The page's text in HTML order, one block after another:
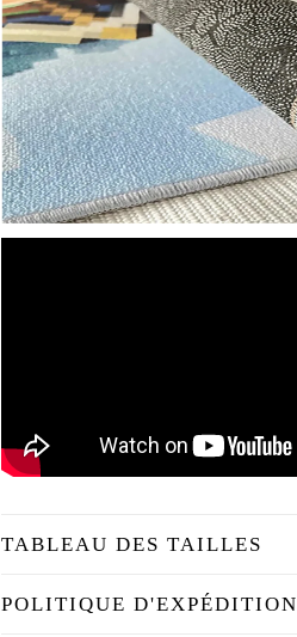
TABLEAU DES TAILLES
POLITIQUE D'EXPÉDITION